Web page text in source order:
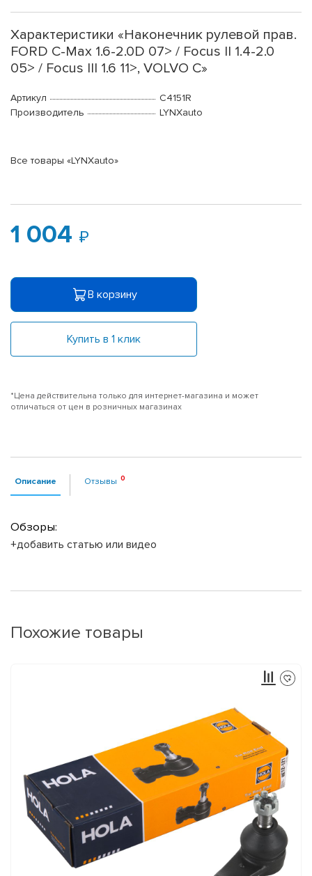
Характеристики «Наконечник рулевой прав.
FORD C-Max 1.6-2.0D 07> / Focus II 1.4-2.0
05> / Focus III 1.6 11>, VOLVO C»
Артикул
C4151R
Производитель
LYNXauto
Все товары «LYNXauto»
1 004
В корзину
Купить в 1 клик
*Цена действительна только для интернет-магазина и может
отличаться от цен в розничных магазинах
Описание Отзывы
Обзоры:
+добавить статью или видео
Похожие товары